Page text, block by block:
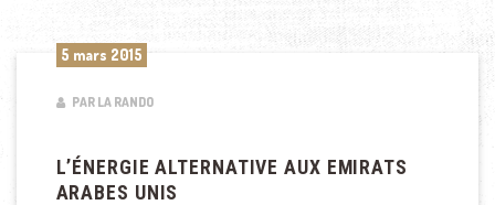
5 mars 2015
PAR LA RANDO
L’ÉNERGIE ALTERNATIVE AUX EMIRATS
ARABES UNIS